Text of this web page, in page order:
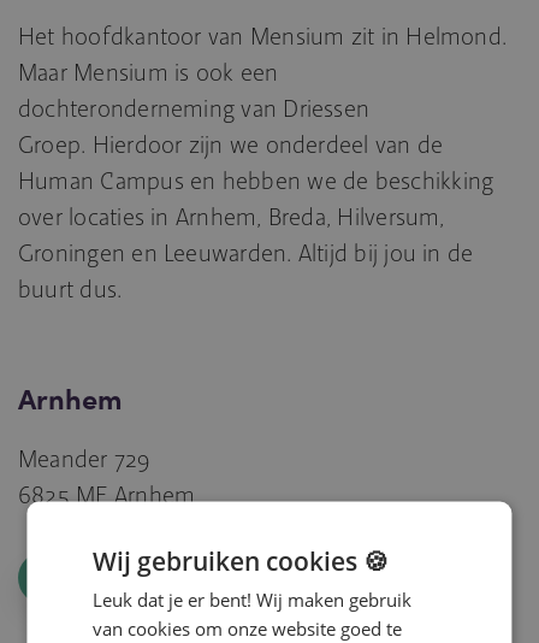
Het hoofdkantoor van Mensium zit in Helmond.
Maar Mensium is ook een
dochteronderneming van Driessen
Groep. Hierdoor zijn we onderdeel van de
Human Campus en hebben we de beschikking
over locaties in Arnhem, Breda, Hilversum,
Groningen en Leeuwarden. Altijd bij jou in de
buurt dus.
Arnhem
Meander 729
6825 ME Arnhem
ROUTE
Wij gebruiken cookies 🍪
Leuk dat je er bent! Wij maken gebruik
van cookies om onze website goed te